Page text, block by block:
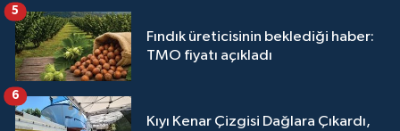
Fındık üreticisinin beklediği haber:
TMO fiyatı açıkladı
5
Kıyı Kenar Çizgisi Dağlara Çıkardı,
6